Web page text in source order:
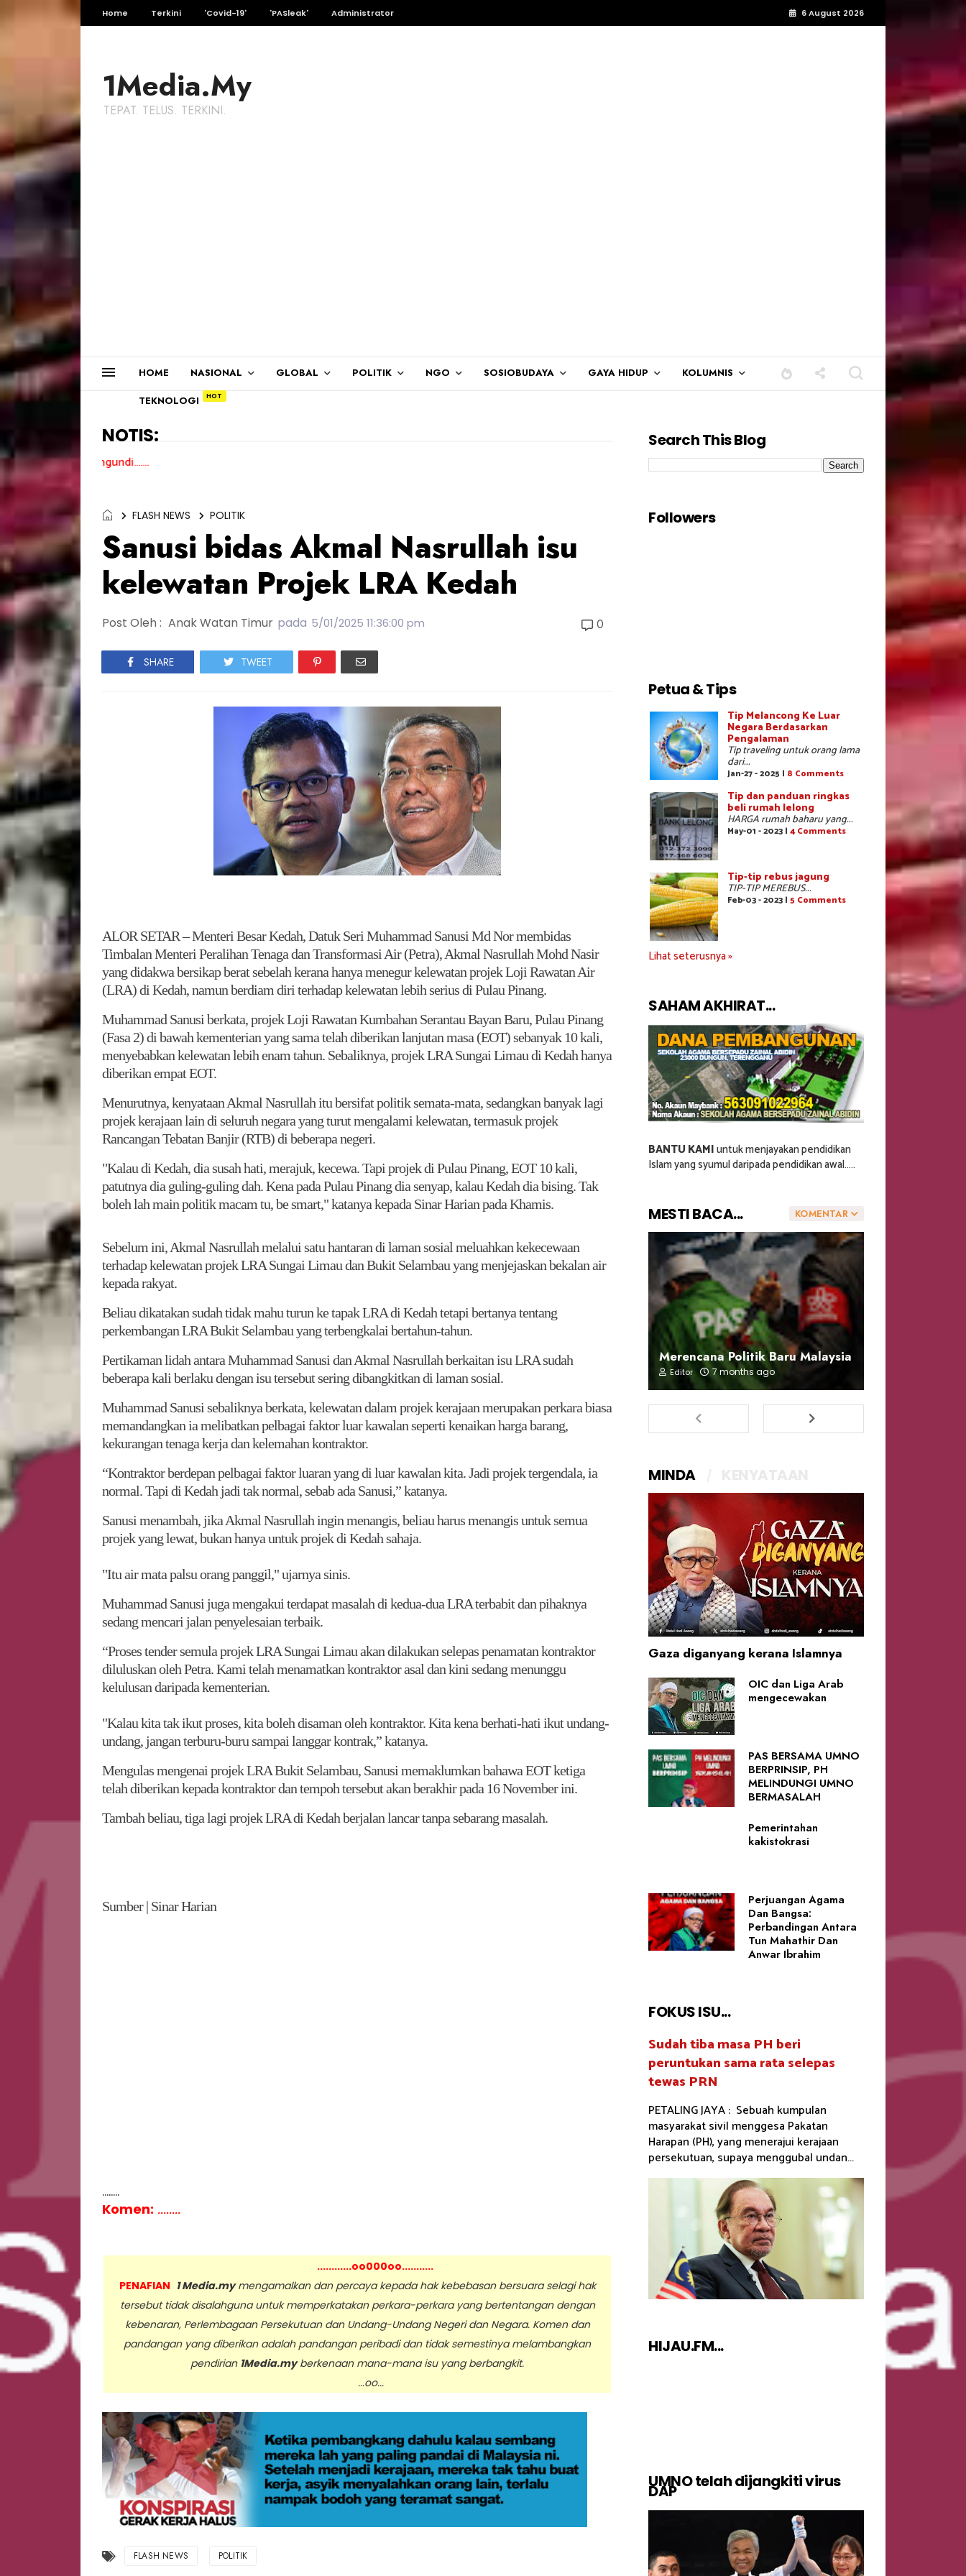
Home Terkini 'Covid-19' 'PASleak' Administrator 6 August 2026
1Media.My
TEPAT. TELUS. TERKINI.
HOME NASIONAL GLOBAL POLITIK NGO SOSIOBUDAYA GAYA HIDUP KOLUMNIS
TEKNOLOGI
NOTIS:
Terima kasih kepada semua pengundi.......
FLASH NEWS POLITIK
Sanusi bidas Akmal Nasrullah isu
kelewatan Projek LRA Kedah
Post Oleh : Anak Watan Timur pada 5/01/2025 11:36:00 pm 0
SHARE TWEET
ALOR SETAR – Menteri Besar Kedah, Datuk Seri Muhammad Sanusi Md Nor membidas
Timbalan Menteri Peralihan Tenaga dan Transformasi Air (Petra), Akmal Nasrullah Mohd Nasir
yang didakwa bersikap berat sebelah kerana hanya menegur kelewatan projek Loji Rawatan Air
(LRA) di Kedah, namun berdiam diri terhadap kelewatan lebih serius di Pulau Pinang.
Muhammad Sanusi berkata, projek Loji Rawatan Kumbahan Serantau Bayan Baru, Pulau Pinang
(Fasa 2) di bawah kementerian yang sama telah diberikan lanjutan masa (EOT) sebanyak 10 kali,
menyebabkan kelewatan lebih enam tahun. Sebaliknya, projek LRA Sungai Limau di Kedah hanya
diberikan empat EOT.
Menurutnya, kenyataan Akmal Nasrullah itu bersifat politik semata-mata, sedangkan banyak lagi
projek kerajaan lain di seluruh negara yang turut mengalami kelewatan, termasuk projek
Rancangan Tebatan Banjir (RTB) di beberapa negeri.
"Kalau di Kedah, dia susah hati, merajuk, kecewa. Tapi projek di Pulau Pinang, EOT 10 kali,
patutnya dia guling-guling dah. Kena pada Pulau Pinang dia senyap, kalau Kedah dia bising. Tak
boleh lah main politik macam tu, be smart," katanya kepada Sinar Harian pada Khamis.
Sebelum ini, Akmal Nasrullah melalui satu hantaran di laman sosial meluahkan kekecewaan
terhadap kelewatan projek LRA Sungai Limau dan Bukit Selambau yang menjejaskan bekalan air
kepada rakyat.
Beliau dikatakan sudah tidak mahu turun ke tapak LRA di Kedah tetapi bertanya tentang
perkembangan LRA Bukit Selambau yang terbengkalai bertahun-tahun.
Pertikaman lidah antara Muhammad Sanusi dan Akmal Nasrullah berkaitan isu LRA sudah
beberapa kali berlaku dengan isu tersebut sering dibangkitkan di laman sosial.
Muhammad Sanusi sebaliknya berkata, kelewatan dalam projek kerajaan merupakan perkara biasa
memandangkan ia melibatkan pelbagai faktor luar kawalan seperti kenaikan harga barang,
kekurangan tenaga kerja dan kelemahan kontraktor.
“Kontraktor berdepan pelbagai faktor luaran yang di luar kawalan kita. Jadi projek tergendala, ia
normal. Tapi di Kedah jadi tak normal, sebab ada Sanusi,” katanya.
Sanusi menambah, jika Akmal Nasrullah ingin menangis, beliau harus menangis untuk semua
projek yang lewat, bukan hanya untuk projek di Kedah sahaja.
"Itu air mata palsu orang panggil," ujarnya sinis.
Muhammad Sanusi juga mengakui terdapat masalah di kedua-dua LRA terbabit dan pihaknya
sedang mencari jalan penyelesaian terbaik.
“Proses tender semula projek LRA Sungai Limau akan dilakukan selepas penamatan kontraktor
diluluskan oleh Petra. Kami telah menamatkan kontraktor asal dan kini sedang menunggu
kelulusan daripada kementerian.
"Kalau kita tak ikut proses, kita boleh disaman oleh kontraktor. Kita kena berhati-hati ikut undang-
undang, jangan terburu-buru sampai langgar kontrak,” katanya.
Mengulas mengenai projek LRA Bukit Selambau, Sanusi memaklumkan bahawa EOT ketiga
telah diberikan kepada kontraktor dan tempoh tersebut akan berakhir pada 16 November ini.
Tambah beliau, tiga lagi projek LRA di Kedah berjalan lancar tanpa sebarang masalah.
Sumber | Sinar Harian
........
Komen: ........
............oo000oo...........
PENAFIAN 1 Media.mymengamalkan dan percaya kepada hak kebebasan bersuara selagi hak
tersebut tidak disalahguna untuk memperkatakan perkara-perkara yang bertentangan dengan
kebenaran, Perlembagaan Persekutuan dan Undang-Undang Negeri dan Negara. Komen dan
pandangan yang diberikan adalah pandangan peribadi dan tidak semestinya melambangkan
pendirian 1Media.myberkenaan mana-mana isu yang berbangkit.
...oo...
FLASH NEWS POLITIK
Search This Blog
Followers
Petua & Tips
Tip Melancong Ke Luar
Negara Berdasarkan
Pengalaman
Tip traveling untuk orang lama
dari...
Jan-27 - 2025 | 8 Comments
Tip dan panduan ringkas
beli rumah lelong
HARGA rumah baharu yang...
May-01 - 2023 | 4 Comments
Tip-tip rebus jagung
TIP-TIP MEREBUS...
Feb-03 - 2023 | 5 Comments
Lihat seterusnya »
SAHAM AKHIRAT...
BANTU KAMIuntuk menjayakan pendidikan
Islam yang syumul daripada pendidikan awal.....
KOMENTAR
MESTI BACA...
Merencana Politik Baru Malaysia
Editor 7 months ago
MINDA
Gaza diganyang kerana Islamnya
OIC dan Liga Arab
mengecewakan
PAS BERSAMA UMNO
BERPRINSIP, PH
MELINDUNGI UMNO
BERMASALAH
Pemerintahan
kakistokrasi
Perjuangan Agama
Dan Bangsa:
Perbandingan Antara
Tun Mahathir Dan
Anwar Ibrahim
FOKUS ISU...
Sudah tiba masa PH beri
peruntukan sama rata selepas
tewas PRN
PETALING JAYA : Sebuah kumpulan
masyarakat sivil menggesa Pakatan
Harapan (PH), yang menerajui kerajaan
persekutuan, supaya menggubal undan...
HIJAU.FM...
UMNO telah dijangkiti virus
DAP